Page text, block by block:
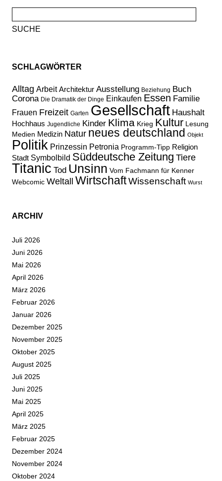
nach:
SCHLAGWÖRTER
Alltag Arbeit Architektur Ausstellung Beziehung Buch
Corona Die Dramatik der Dinge Einkaufen Essen Familie
Frauen Freizeit Garten Gesellschaft Haushalt
Hochhaus Jugendliche Kinder Klima Krieg Kultur Lesung
Medien Medizin Natur neues deutschland Objekt
Politik Prinzessin Petronia Programm-Tipp Religion
Stadt Symbolbild Süddeutsche Zeitung Tiere
Titanic Tod Unsinn Vom Fachmann für Kenner
Webcomic Weltall WirtschaftWissenschaft Wurst
ARCHIV
Juli 2026
Juni 2026
Mai 2026
April 2026
März 2026
Februar 2026
Januar 2026
Dezember 2025
November 2025
Oktober 2025
August 2025
Juli 2025
Juni 2025
Mai 2025
April 2025
März 2025
Februar 2025
Dezember 2024
November 2024
Oktober 2024